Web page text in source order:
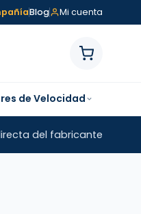
Blog Mi cuenta
de Velocidad
del fabricante